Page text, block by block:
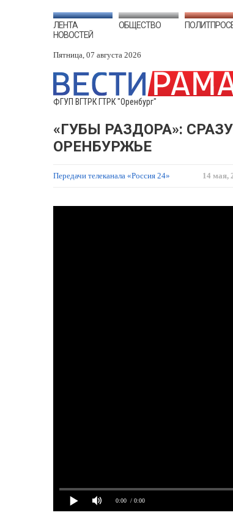
ЛЕНТА
НОВОСТЕЙ
ОБЩЕСТВО
Пятница, 07 августа 2026
ФГУП ВГТРК ГТРК "Оренбург"
«ГУБЫ РАЗДОРА»:
ОРЕНБУРЖЬЕ
Передачи телеканала «Россия 24» 14 мая,
0:00 / 0:00